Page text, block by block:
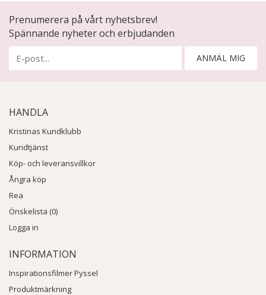
Prenumerera på vårt nyhetsbrev!
Spännande nyheter och erbjudanden
ANMÄL MIG
HANDLA
Kristinas Kundklubb
Kundtjänst
Köp- och leveransvillkor
Ångra köp
Rea
Önskelista (0)
Logga in
INFORMATION
Inspirationsfilmer Pyssel
Produktmärkning